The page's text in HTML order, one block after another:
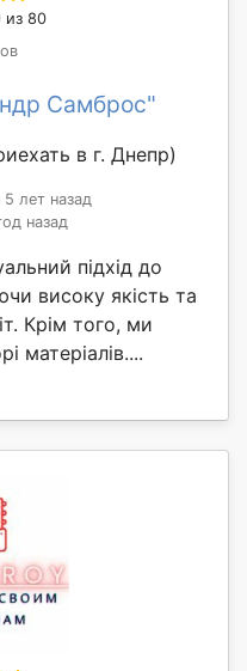
из 80
Самброс"
в г. Днепр)
лет назад
назад
підхід до
високу якість та
Крім того, ми
матеріалів....